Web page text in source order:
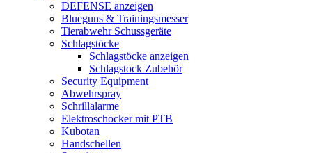
DEFENSE anzeigen
Blueguns & Trainingsmesser
Tierabwehr Schussgeräte
Schlagstöcke
Schlagstöcke anzeigen
Schlagstock Zubehör
Security Equipment
Abwehrspray
Schrillalarme
Elektroschocker mit PTB
Kubotan
Handschellen